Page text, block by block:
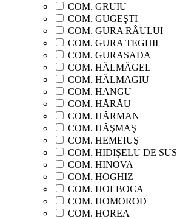
COM. GRUIU
COM. GUGEŞTI
COM. GURA RÂULUI
COM. GURA TEGHII
COM. GURASADA
COM. HĂLMĂGEL
COM. HĂLMAGIU
COM. HANGU
COM. HĂRĂU
COM. HĂRMAN
COM. HĂŞMAŞ
COM. HEMEIUŞ
COM. HIDIŞELU DE SUS
COM. HINOVA
COM. HOGHIZ
COM. HOLBOCA
COM. HOMOROD
COM. HOREA